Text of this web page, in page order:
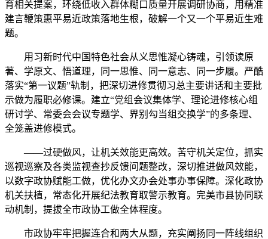
育相关提案，环绕低收入群体糊口质量开展调研协商，用精准
建言鞭策惠平易近政策落地生根，破解一个又一个平易近生难
题。
用习新时代中国特色社会从义思惟凝心铸魂，引领读原
著、学原文、悟道理，同一思惟、同一意志、同一步履。严酷
落实“第一议题”轨制，把深切进修贯彻习总主要讲话和主要批
示做为履职必修课。建立“党组会议集体学、理论进修核心组
研讨学、常委会会议专题学、界别勾当组交换学”的多条理、
全笼盖进修模式。
——过硬做风，让机关效能更高效。苦守机关定位，抓实
巡视巡察及各类监视查抄反馈问题整改，深切推进做风效能，
以数字政协赋能工做，优化办文办会处事办事保障。深化政协
机关扶植，常态化开展纪法教育取警示教育。完美市县协同联
动机制，提拔全市政协工做全体程度。
市政协牢牢把握连合和两大从题，充实阐扬同一阵线组织